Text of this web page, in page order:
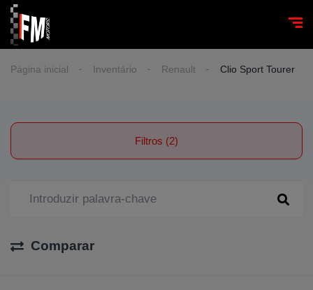
Página inicial Inventário Renault Clio Sport Tourer
Filtros (2)
Comparar